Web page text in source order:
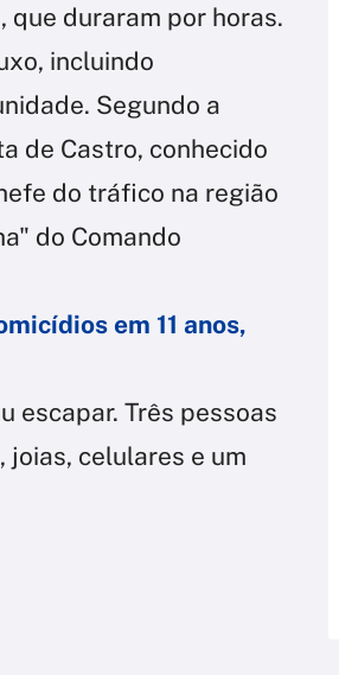
que duraram por horas.
incluindo
Segundo a
de Castro, conhecido
do tráfico na região
do Comando
em 11 anos,
escapar. Três pessoas
celulares e um